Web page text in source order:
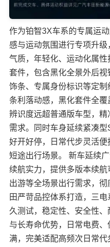
作为铂智3X车系的专属运
感与运动氛围进行专项升
气质，年轻化、运动化属
套件，包含黑化全景外后
饰条、专属身份标识等定
条利落动感，黑化套件全覆
辨识度远超普通版车型，
需求。同时车身延续紧凑
好开好停，日常代步灵活
短途出行场景。 新车延续
续航实力，提供多版本续
出游等全场景出行需求，
田严苛品控体系打造，三
久测试，稳定性、安全性
与长寿命优势，日常电费
满，完美适配高频次日常